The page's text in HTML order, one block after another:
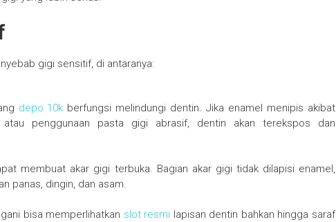
gigi sensitif, di antaranya:
depo 10k berfungsi melindungi dentin. Jika enamel menipis akibat
penggunaan pasta gigi abrasif, dentin akan terekspos dan
membuat akar gigi terbuka. Bagian akar gigi tidak dilapisi enamel,
panas, dingin, dan asam.
bisa memperlihatkan slot resmi lapisan dentin bahkan hingga saraf